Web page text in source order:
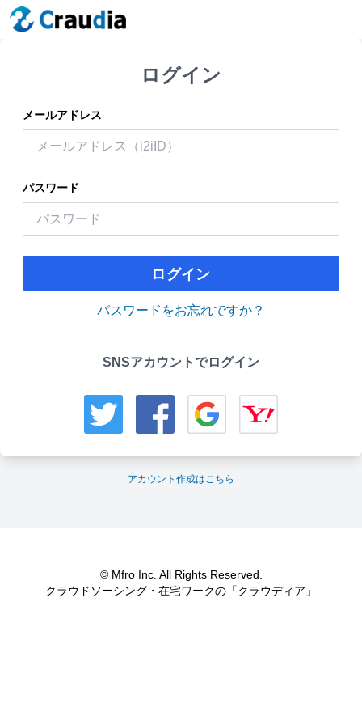
ログイン
メールアドレス
パスワード
ログイン
パスワードをお忘れですか？
SNSアカウントでログイン
アカウント作成はこちら
© Mfro Inc. All Rights Reserved.
クラウドソーシング・在宅ワークの「クラウディア」